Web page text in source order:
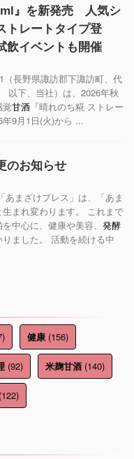
』を新発売 人気シ
トレートタイプ登
イベントも開催
長野県諏訪郡下諏訪町、代
下、当社）は、2026年秋
甘酒 『晴れのち糀 ストレー
年9月1日(火)から ...
のお知らせ
あまざけプレス」は、「あま
生まれ変わります。 これまで
中心に、健康や美容、 発酵
ました。 活動を続ける中
健康 (156)
(92) 米麹甘酒 (140)
(122)